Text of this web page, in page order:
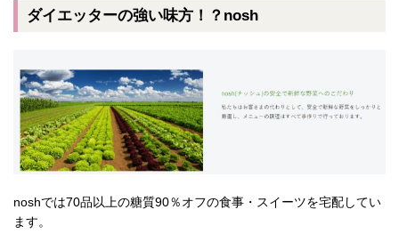
ダイエッターの強い味方！？nosh
noshでは70品以上の糖質90％オフの食事・スイーツを宅配してい
ます。